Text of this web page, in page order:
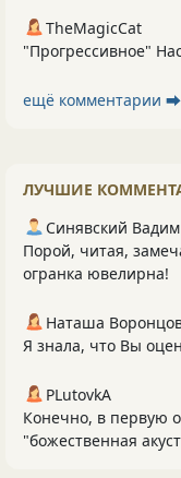
TheMagicCat
"Прогрессивное"
ещё комментарии ⮕
ЛУЧШИЕ
Синявский Вадим
Порой, читая,
огранка ювелирна!
Наташа
Я знала, что Вы
PLutоvkА
Конечно, в первую
"божественная